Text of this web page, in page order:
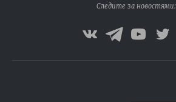
Следите за новостями: